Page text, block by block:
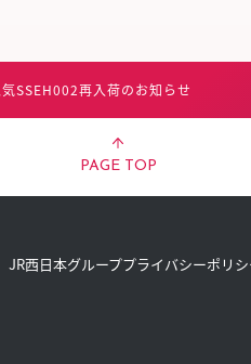
SSEH002再入荷のお知らせ
PAGE TOP
JR西日本グループプライバシーポリ